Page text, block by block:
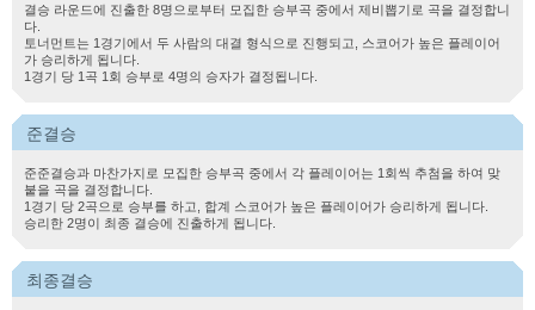
결승 라운드에 진출한 8명으로부터 모집한 승부곡 중에서 제비뽑기로 곡을 결정합니
다.
토너먼트는 1경기에서 두 사람의 대결 형식으로 진행되고, 스코어가 높은 플레이어
가 승리하게 됩니다.
1경기 당 1곡 1회 승부로 4명의 승자가 결정됩니다.
준결승
준준결승과 마찬가지로 모집한 승부곡 중에서 각 플레이어는 1회씩 추첨을 하여 맞
붙을 곡을 결정합니다.
1경기 당 2곡으로 승부를 하고, 합계 스코어가 높은 플레이어가 승리하게 됩니다.
승리한 2명이 최종 결승에 진출하게 됩니다.
최종결승